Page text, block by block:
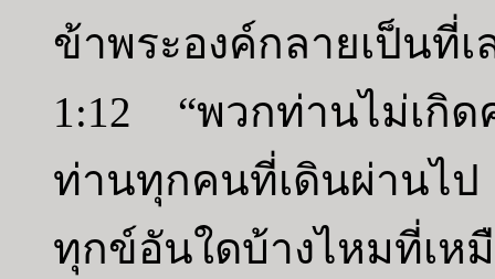
ข้าพระองค์กลายเป็นที่เ
1:12 “พวกท่านไม่เกิ
ท่านทุกคนที่เดินผ่านไ
ทุกข์อันใดบ้างไหมที่เห